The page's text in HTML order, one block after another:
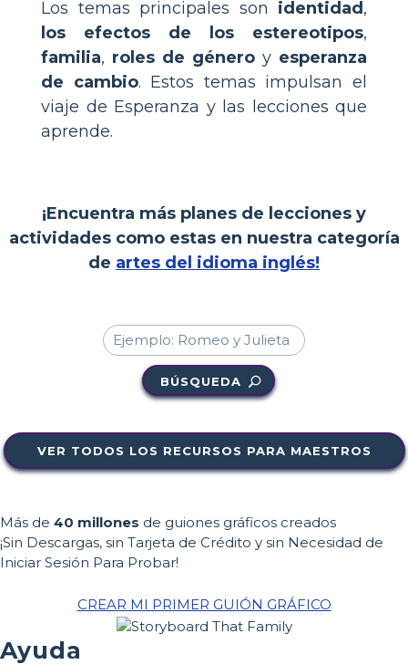
Los temas principales son identidad ,
los efectos de los estereotipos,
familia, roles de género y esperanza
de cambio. Estos temas impulsan el
viaje de Esperanza y las lecciones que
aprende.
¡Encuentra más planes de lecciones y
actividades como estas en nuestra categoría
de artes del idioma inglés!
BÚSQUEDA
VER TODOS LOS RECURSOS PARA MAESTROS
Más de 40 millones de guiones gráficos creados
¡Sin Descargas, sin Tarjeta de Crédito y sin Necesidad de
Iniciar Sesión Para Probar!
CREAR MI PRIMER GUIÓN GRÁFICO
Ayuda